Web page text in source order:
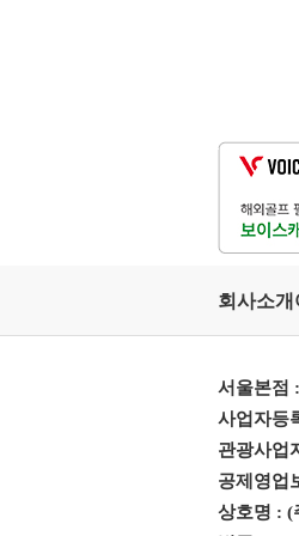
회사소개
서울본점
사업자등
관광사업
공제영업
상호명 : (